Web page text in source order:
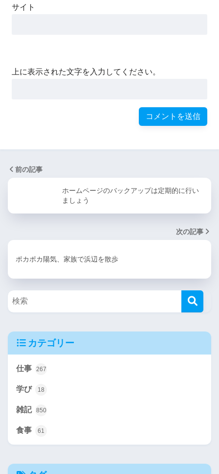
サイト
上に表示された文字を入力してください。
前の記事
ホームページのバックアップは定期的に行い
ましょう
次の記事
ポカポカ陽気、家族で浜辺を散歩
カテゴリー
仕事 267
学び 18
雑記 850
食事 61